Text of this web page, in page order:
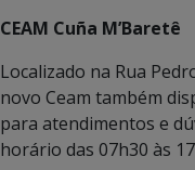
CEAM Cuña M’Baretê
Localizado na Rua
novo Ceam também
para atendimentos e
horário das 07h30 às